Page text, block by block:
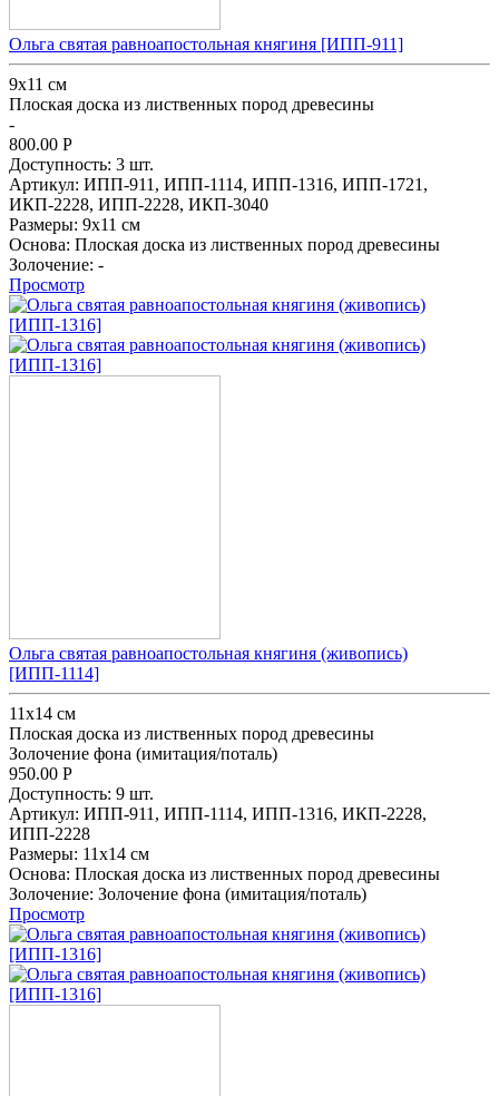
Ольга святая равноапостольная княгиня [ИПП-911]
9х11 см
Плоская доска из лиственных пород древесины
-
800.00 Р
Доступность: 3 шт.
Артикул: ИПП-911, ИПП-1114, ИПП-1316, ИПП-1721,
ИКП-2228, ИПП-2228, ИКП-3040
Размеры: 9х11 см
Основа: Плоская доска из лиственных пород древесины
Золочение: -
Просмотр
Ольга святая равноапостольная княгиня (живопись)
[ИПП-1114]
11х14 см
Плоская доска из лиственных пород древесины
Золочение фона (имитация/поталь)
950.00 Р
Доступность: 9 шт.
Артикул: ИПП-911, ИПП-1114, ИПП-1316, ИКП-2228,
ИПП-2228
Размеры: 11х14 см
Основа: Плоская доска из лиственных пород древесины
Золочение: Золочение фона (имитация/поталь)
Просмотр